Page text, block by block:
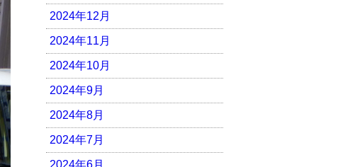
2024年12月
2024年11月
2024年10月
2024年9月
2024年8月
2024年7月
2024年6月